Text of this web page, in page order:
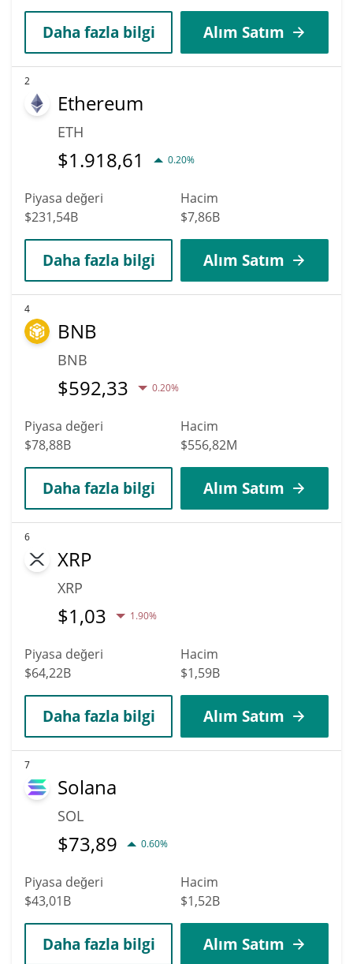
Daha fazla bilgi Alım Satım
2
Ethereum
ETH
$1.918,61 0.20%
Piyasa değeri
$231,54B
Hacim
$7,86B
Daha fazla bilgi Alım Satım
4
BNB
BNB
$592,33 0.20%
Piyasa değeri
$78,88B
Hacim
$556,82M
Daha fazla bilgi Alım Satım
6
XRP
XRP
$1,03 1.90%
Piyasa değeri
$64,22B
Hacim
$1,59B
Daha fazla bilgi Alım Satım
7
Solana
SOL
$73,89 0.60%
Piyasa değeri
$43,01B
Hacim
$1,52B
Daha fazla bilgi Alım Satım